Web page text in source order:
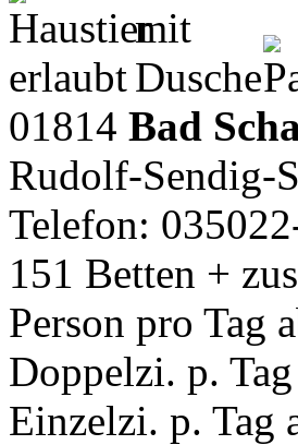
01814 Bad
Rudolf-Sendig-
Telefon:
151 Betten +
Person pro Tag
Doppelzi. p.
Einzelzi. p. Tag